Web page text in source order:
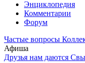
Энциклопедия
Комментарии
Форум
Частые вопросы
Афиша
Друзья нам даются